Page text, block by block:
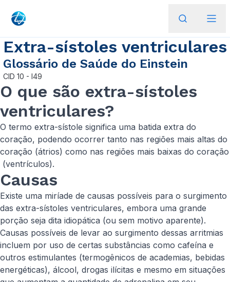
Extra-sístoles ventriculares
Glossário de Saúde do Einstein
CID 10 - I49
O que são extra-sístoles
ventriculares?
O termo extra-sístole significa uma batida extra do
coração, podendo ocorrer tanto nas regiões mais altas do
coração (átrios) como nas regiões mais baixas do coração
(ventrículos).
Causas
Existe uma miríade de causas possíveis para o surgimento
das extra-sístoles ventriculares, embora uma grande
porção seja dita idiopática (ou sem motivo aparente).
Causas possíveis de levar ao surgimento dessas arritmias
incluem por uso de certas substâncias como cafeína e
outros estimulantes (termogênicos de academias, bebidas
energéticas), álcool, drogas ilícitas e mesmo em situações